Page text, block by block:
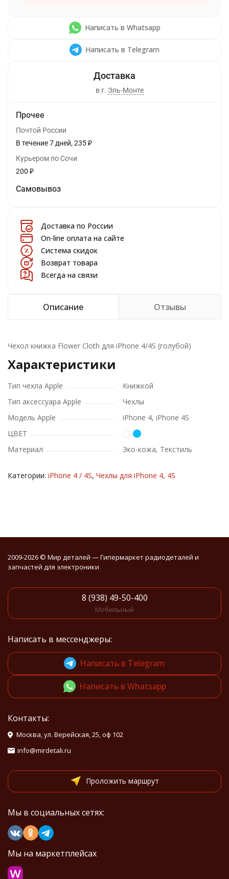
Написать в Whatsapp
Написать в Telegram
в г. Эль-Монте
Прочее
Почтой России
В течение7 дней 235₽
Курьером по Сочи
200 ₽
Самовывоз
Доставка по России
On-line оплата на сайте
Система скидок
Возврат товара
Всегда на связи
Описание Отзывы
Чехол книжка Flower Cloth для iPhone 4/4S (голубой)
Характеристики
Тип чехла Apple
Книжкой
Тип аксессуара Apple
Чехлы
Модель Apple
iPhone 4, iPhone 4S
ЦВЕТ
Материал
Эко-кожа, Текстиль
Категории: iPhone 4 / 4S, Чехлы для iPhone 4, 4S
2009-2026 © Мир деталей — Гипермаркет радиодеталей и
запчастей для электроники
8 (938) 49-50-400
Мобильный
Написать в мессенджеры:
Написать в Telegram
Написать в Whatsapp
Контакты:
Москва, ул. Верейская, 25, оф 102
info@mirdetali.ru
Проложить маршрут
Мы в социальных сетях:
Мы на маркетплейсах